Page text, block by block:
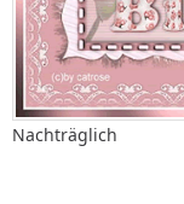
Nachträglich